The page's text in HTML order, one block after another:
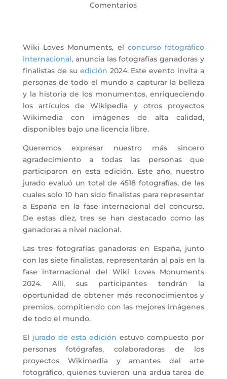
Comentarios
Wiki Loves Monuments, el concurso fotográfico
internacional, anuncia las fotografías ganadoras y
finalistas de su edición 2024. Este evento invita a
personas de todo el mundo a capturar la belleza
y la historia de los monumentos, enriqueciendo
los artículos de Wikipedia y otros proyectos
Wikimedia con imágenes de alta calidad,
disponibles bajo una licencia libre.
Queremos expresar nuestro más sincero
agradecimiento a todas las personas que
participaron en esta edición. Este año, nuestro
jurado evaluó un total de 4518 fotografías, de las
cuales solo 10 han sido finalistas para representar
a España en la fase internacional del concurso.
De estas diez, tres se han destacado como las
ganadoras a nivel nacional.
Las tres fotografías ganadoras en España, junto
con las siete finalistas, representarán al país en la
fase internacional del Wiki Loves Monuments
2024. Allí, sus participantes tendrán la
oportunidad de obtener más reconocimientos y
premios, compitiendo con las mejores imágenes
de todo el mundo.
El jurado de esta edición estuvo compuesto por
personas fotógrafas, colaboradoras de los
proyectos Wikimedia y amantes del arte
fotográfico, quienes tuvieron una ardua tarea de